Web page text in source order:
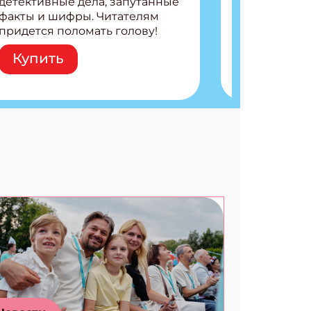
и шифры. Читателям
придется поломать голову!
Внутри: Шифры и
расшифровки Плетем
запутанные поделки
коды 3 комикса
Купить